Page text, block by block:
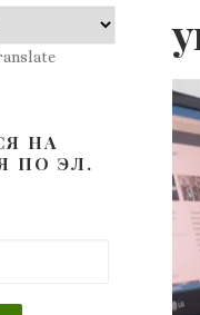
НА
ПО ЭЛ.